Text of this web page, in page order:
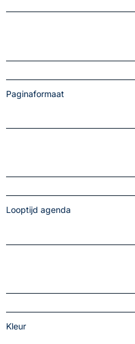
Paginaformaat
Looptijd agenda
Kleur